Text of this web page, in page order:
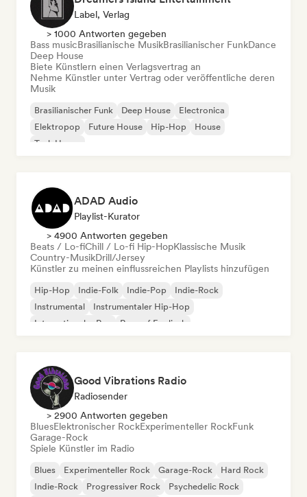
Label, Verlag
> 1000 Antworten gegeben
Bass musicBrasilianische MusikBrasilianischer FunkDance
Deep House
Biete Künstlern einen Verlagsvertrag an
Nehme Künstler unter Vertrag oder veröffentliche deren
Musik
Brasilianischer Funk Deep House
Electronica
Elektropop
Future House Hip-Hop
House
Tech House
ADAD Audio
Playlist-Kurator
> 4900 Antworten gegeben
Beats / Lo-fiChill / Lo-fi Hip-HopKlassische Musik
Country-MusikDrill/Jersey
Künstler zu meinen einflussreichen Playlists hinzufügen
Hip-Hop Indie-Folk Indie-Pop
Indie-Rock
Instrumental
Instrumentaler Hip-Hop
Internationaler Rap
Rap auf Englisch
Good Vibrations Radio
Radiosender
> 2900 Antworten gegeben
BluesElektronischer RockExperimenteller RockFunk
Garage-Rock
Spiele Künstler im Radio
Blues Experimenteller Rock Garage-Rock
Hard Rock
Indie-Rock
Progressiver Rock
Psychedelic Rock